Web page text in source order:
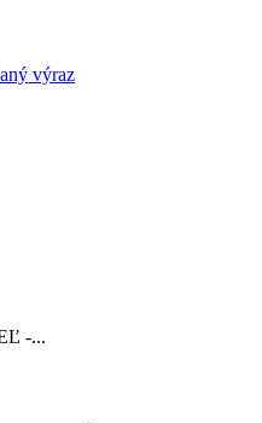
výraz
-...